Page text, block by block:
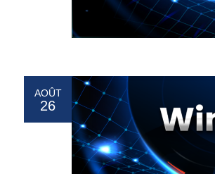
AOÛT
26